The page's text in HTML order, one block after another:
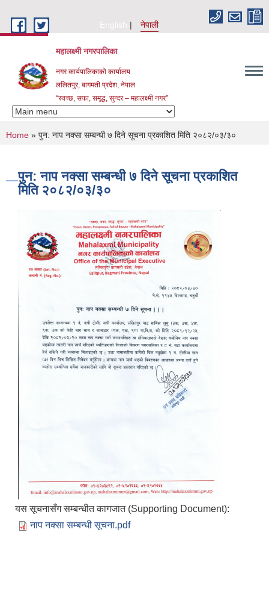
English
नेपाली
महालक्ष्मी नगरपालिका
नगर कार्यपालिकाको कार्यालय
ललितपुर, बागमती प्रदेश, नेपाल
“स्वच्छ, सफा, समृद्ध, सुन्दर – महालक्ष्मी नगर”
You are here
Home » पुन: नाप नक्सा सम्बन्धी ७ दिने सूचना प्रकाशित मिति २०८२/०३/३०
पुन: नाप नक्सा सम्बन्धी ७ दिने सूचना प्रकाशित
मिति २०८२/०३/३०
यस सूचनासँग सम्बन्धीत कागजात (Supporting Document):
नाप नक्सा सम्बन्धी सूचना.pdf